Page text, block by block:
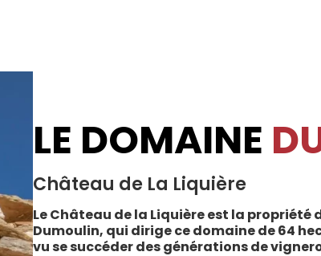
LE DOMAINE
Château de La Liquière
Le Château de la Liquière est la propriété
Dumoulin, qui dirige ce domaine de 64
vu se succéder des générations de